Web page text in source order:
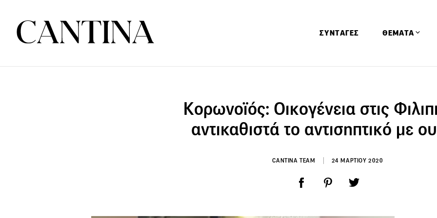
ΣΥΝΤΑΓΕΣ ΘΕΜΑΤΑ
Αφιερώματα
Ειδήσεις
Έρευνες
Κορωνοϊός: Οικογένεια στις
αντικαθιστά το αντισηπτικό με
CANTINA TEAM 24 ΜΑΡΤΙΟΥ 2020